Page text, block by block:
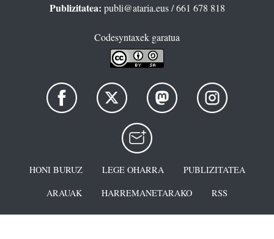
Publizitatea: publi@ataria.eus/ 661 678 818
Codesyntaxek garatua
HONI BURUZ LEGE OHARRA
PUBLIZITATEA
ARAUAK
HARREMANETARAKO RSS